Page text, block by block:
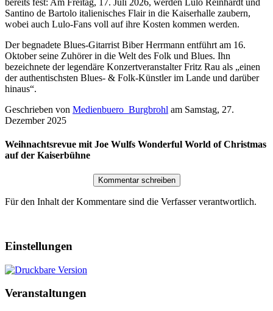
Santino de Bartolo italienisches Flair in die Kaiserhalle zaubern,
wobei auch Lulo-Fans voll auf ihre Kosten kommen werden.
Der begnadete Blues-Gitarrist Biber Herrmann entführt am 16.
Oktober seine Zuhörer in die Welt des Folk und Blues. Ihn
bezeichnete der legendäre Konzertveranstalter Fritz Rau als „einen
der authentischsten Blues- & Folk-Künstler im Lande und darüber
hinaus“.
Geschrieben von Medienbuero_Burgbrohl am Samstag, 27.
Dezember 2025
Weihnachtsrevue mit Joe Wulfs Wonderful World of Christmas
auf der Kaiserbühne
Für den Inhalt der Kommentare sind die Verfasser verantwortlich.
Einstellungen
Veranstaltungen